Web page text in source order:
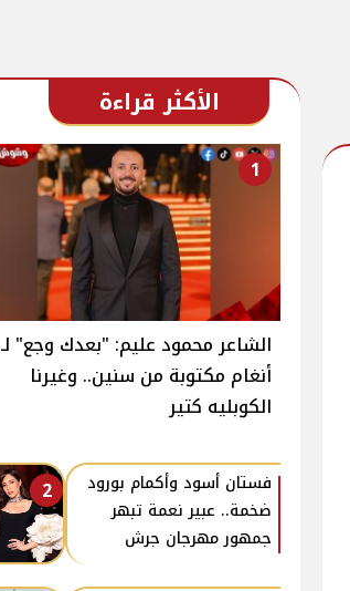
الأكثر قراءة
1
الشاعر محمود عليم: "بعدك وجع" لـ
أنغام مكتوبة من سنين.. وغيرنا
الكوبليه كتير
2
فستان أسود وأكمام بورود
ضخمة.. عبير نعمة تبهر
جمهور مهرجان جرش